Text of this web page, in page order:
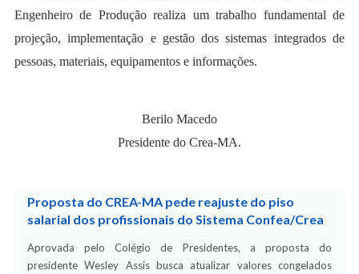
Engenheiro de Produção realiza um trabalho fundamental de
projeção, implementação e gestão dos sistemas integrados de
pessoas, materiais, equipamentos e informações.
Berilo Macedo
Presidente do Crea-MA.
Proposta do CREA-MA pede reajuste do piso
salarial dos profissionais do Sistema Confea/Crea
Aprovada pelo Colégio de Presidentes, a proposta do
presidente Wesley Assis busca atualizar valores congelados